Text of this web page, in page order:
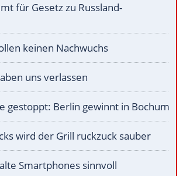
für Gesetz zu Russland-
keinen Nachwuchs
uns verlassen
gestoppt: Berlin gewinnt in Bochum
wird der Grill ruckzuck sauber
Smartphones sinnvoll